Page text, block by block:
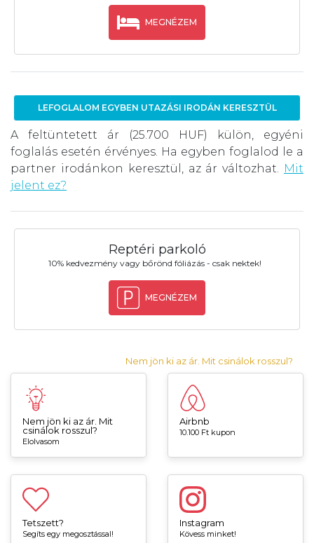
MEGNÉZEM
LEFOGLALOM EGYBEN UTAZÁSI IRODÁN KERESZTÜL
A feltüntetett ár (25.700 HUF) külön, egyéni
foglalás esetén érvényes. Ha egyben foglalod le a
partner irodánkon keresztül, az ár változhat.
Mit
jelent ez?
Reptéri parkoló
10% kedvezmény vagy bőrönd fóliázás - csak nektek!
MEGNÉZEM
Nem jön ki az ár. Mit csinálok rosszul?
Nem jön ki az ár. Mit
csinálok rosszul?
Elolvasom
Airbnb
10.100 Ft kupon
Tetszett?
Segíts egy megosztással!
Instagram
Kövess minket!